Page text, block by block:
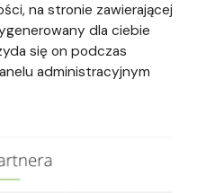
na stronie zawierającej
dla ciebie
się on podczas
administracyjnym